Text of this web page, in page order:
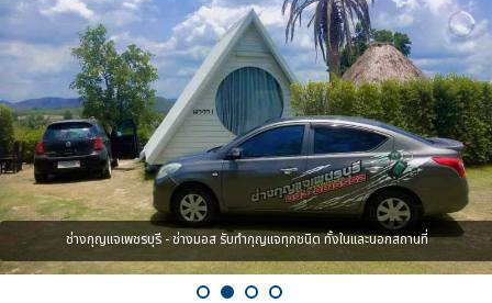
ช่างกุญแจเพชรบุรี - ช่างมอส รับทำกุญแจทุกชนิด ทั้งในและนอกสถานที่